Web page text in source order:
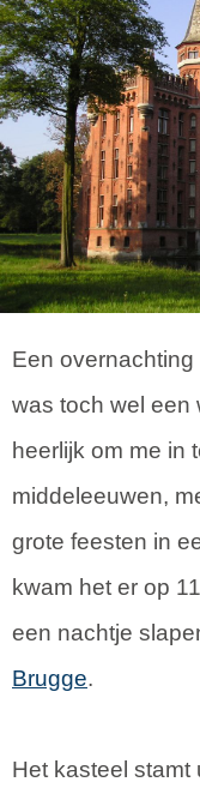
Een
was toch wel een
heerlijk om me in
middeleeuwen,
grote feesten in
kwam het er op
een nachtje
Brugge.
Het kasteel stamt